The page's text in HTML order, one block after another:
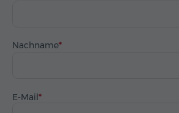
Nachname
E-Mail